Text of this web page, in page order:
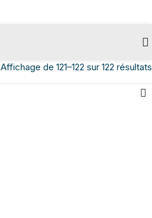
Affichage de 121–122 sur 122 résultats